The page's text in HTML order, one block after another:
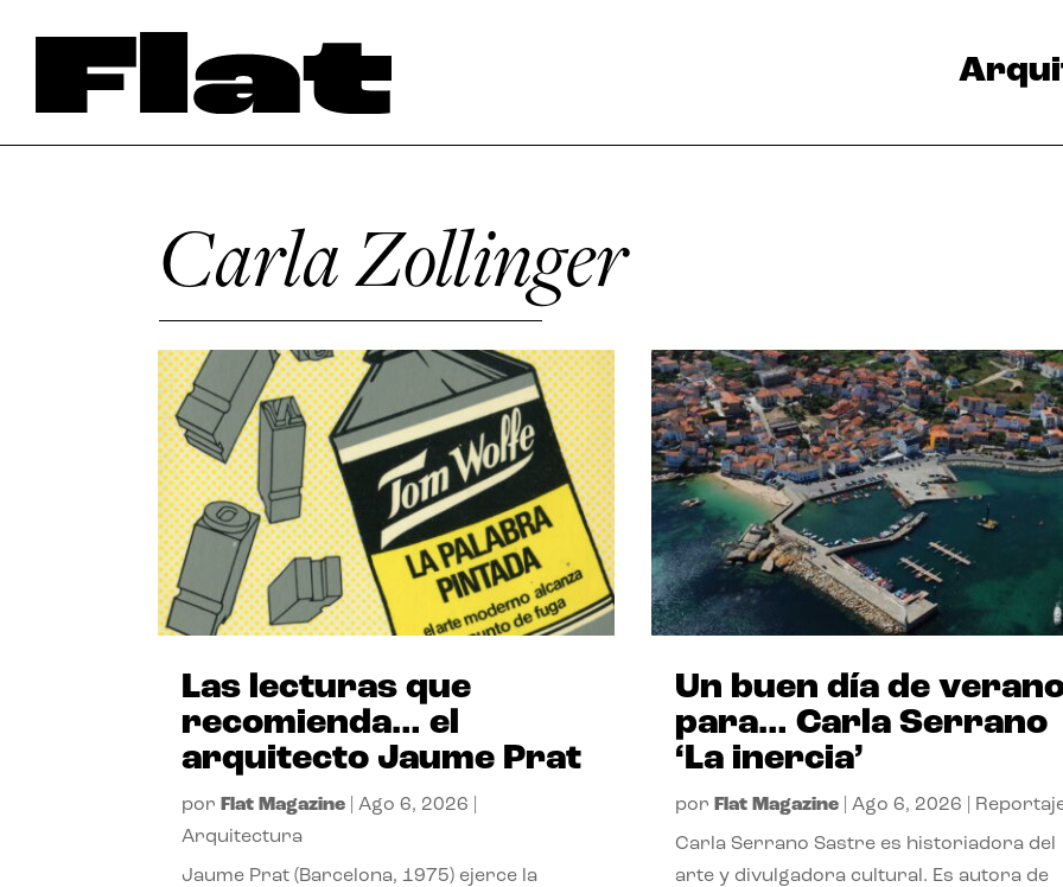
Carla Zollinger
Las lecturas que
recomienda… el
arquitecto Jaume Prat
por Flat Magazine |Ago 6, 2026
Arquitectura
Jaume Prat (Barcelona, 1975) ejerce la
Un buen día de
para… Carla Serrano
‘La inercia’
por Flat Magazine| Ago 6, 2026
Carla Serrano Sastre es historiadora del
arte y divulgadora cultural. Es autora de